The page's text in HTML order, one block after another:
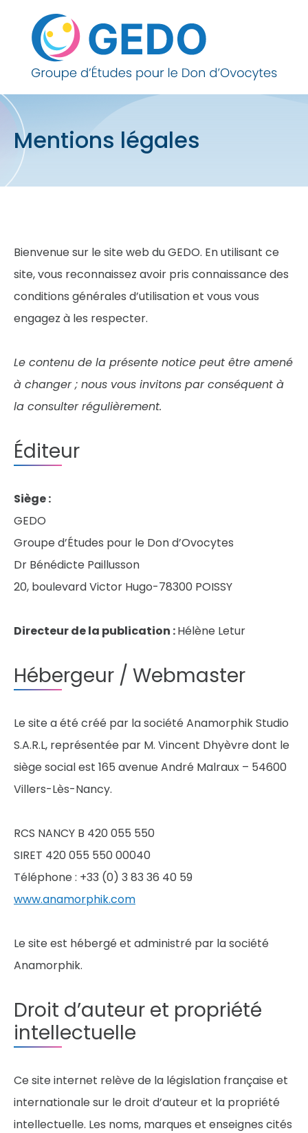
Mentions légales
Bienvenue sur le site web du GEDO. En utilisant ce
site, vous reconnaissez avoir pris connaissance des
conditions générales d’utilisation et vous vous
engagez à les respecter.
Le contenu de la présente notice peut être amené
à changer ; nous vous invitons par conséquent à
la consulter régulièrement.
Éditeur
Siège :
GEDO
Groupe d’Études pour le Don d’Ovocytes
Dr Bénédicte Paillusson
20, boulevard Victor Hugo-78300 POISSY
Directeur de la publication :Hélène Letur
Hébergeur / Webmaster
Le site a été créé par la société Anamorphik Studio
S.A.R.L, représentée par M. Vincent Dhyèvre dont le
siège social est 165 avenue André Malraux – 54600
Villers-Lès-Nancy.
RCS NANCY B 420 055 550
SIRET 420 055 550 00040
Téléphone : +33 (0) 3 83 36 40 59
www.anamorphik.com
Le site est hébergé et administré par la société
Anamorphik.
Droit d’auteur et propriété
intellectuelle
Ce site internet relève de la législation française et
internationale sur le droit d’auteur et la propriété
intellectuelle. Les noms, marques et enseignes cités